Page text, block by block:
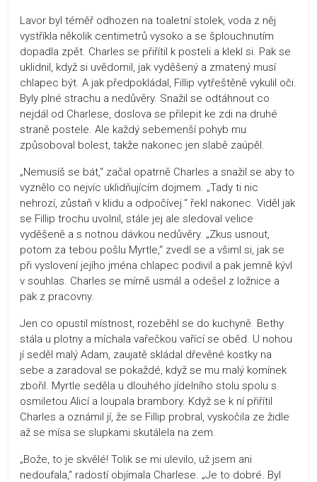
Lavor byl téměř odhozen na toaletní stolek, voda z něj
vystříkla několik centimetrů vysoko a se šplouchnutím
dopadla zpět. Charles se přiřítil k posteli a klekl si. Pak se
uklidnil, když si uvědomil, jak vyděšený a zmatený musí
chlapec být. A jak předpokládal, Fillip vytřeštěně vykulil oči.
Byly plné strachu a nedůvěry. Snažil se odtáhnout co
nejdál od Charlese, doslova se přilepit ke zdi na druhé
straně postele. Ale každý sebemenší pohyb mu
způsoboval bolest, takže nakonec jen slabě zaúpěl.
„Nemusíš se bát,“ začal opatrně Charles a snažil se aby to
vyznělo co nejvíc uklidňujícím dojmem. „Tady ti nic
nehrozí, zůstaň v klidu a odpočívej.“ řekl nakonec. Viděl jak
se Fillip trochu uvolnil, stále jej ale sledoval velice
vyděšeně a s notnou dávkou nedůvěry. „Zkus usnout,
potom za tebou pošlu Myrtle,“ zvedl se a všiml si, jak se
při vyslovení jejího jména chlapec podivil a pak jemně kývl
v souhlas. Charles se mírně usmál a odešel z ložnice a
pak z pracovny.
Jen co opustil místnost, rozeběhl se do kuchyně. Bethy
stála u plotny a míchala vařečkou vařící se oběd. U nohou
jí seděl malý Adam, zaujatě skládal dřevěné kostky na
sebe a zaradoval se pokaždé, když se mu malý komínek
zbořil. Myrtle seděla u dlouhého jídelního stolu spolu s
osmiletou Alicí a loupala brambory. Když se k ní přiřítil
Charles a oznámil jí, že se Fillip probral, vyskočila ze židle
až se mísa se slupkami skutálela na zem.
„Bože, to je skvělé! Tolik se mi ulevilo, už jsem ani
nedoufala,“ radostí objímala Charlese. „Je to dobré. Byl